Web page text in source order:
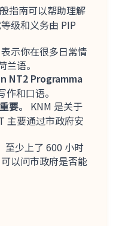
指南可以帮助理解
级和义务由 PIP
示你在很多日常情
语。
NT2 Programma
和口语。
要。
KNM 是关于
主要通过市政府安
至少上了 600 小时
以问市政府是否能